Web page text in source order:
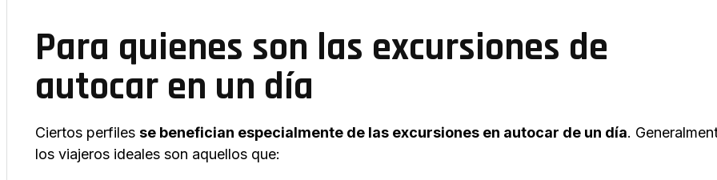
Para quienes son las excursiones de
autocar en un día
Ciertos perfiles se benefician especialmente de las excursiones en autocar de un día.
los viajeros ideales son aquellos que: